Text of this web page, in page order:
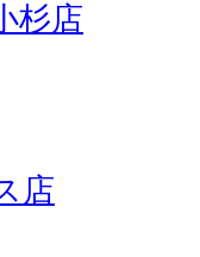
杉店
店